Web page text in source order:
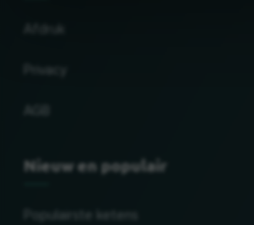
Nieuw en populair
Populairste ketens